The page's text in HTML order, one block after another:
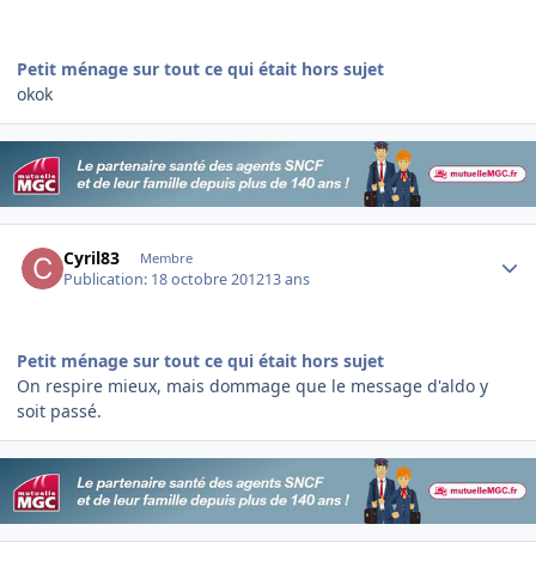
Petit ménage sur tout ce qui était hors sujet
okok
Cyril83 Membre
Publication: 18 octobre 201213 ans
Petit ménage sur tout ce qui était hors sujet
On respire mieux, mais dommage que le message d'aldo y
soit passé.